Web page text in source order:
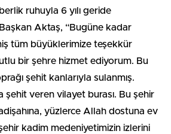
ruhuyla 6 yılı geride
Başkan Aktaş, “Bugüne kadar
tüm büyüklerimize teşekkür
bir şehre hizmet ediyorum. Bu
şehit kanlarıyla sulanmış.
şehit veren vilayet burası. Bu şehir
yüzlerce Allah dostuna ev
kadim medeniyetimizin izlerini